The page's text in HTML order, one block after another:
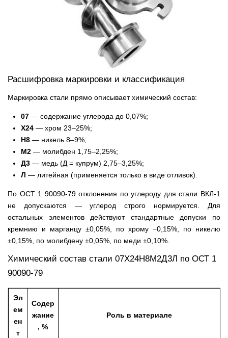
Расшифровка маркировки и классификация
Маркировка стали прямо описывает химический состав:
07 — содержание углерода до 0,07%;
Х24 — хром 23–25%;
Н8 — никель 8–9%;
М2 — молибден 1,75–2,25%;
Д3 — медь (Д = купрум) 2,75–3,25%;
Л — литейная (применяется только в виде отливок).
По ОСТ 1 90090-79 отклонения по углероду для стали ВКЛ-1
не допускаются — углерод строго нормируется. Для
остальных элементов действуют стандартные допуски по
кремнию и марганцу ±0,05%, по хрому −0,15%, по никелю
±0,15%, по молибдену ±0,05%, по меди ±0,10%.
Химический состав стали 07Х24Н8М2Д3Л по ОСТ 1
90090-79
Эл
ем
ен
т
Содер
жание
, %
Роль в материале